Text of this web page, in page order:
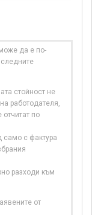
да е по-
следните
стойност не
работодателя,
отчитат по
само с фактура
разходи към
от